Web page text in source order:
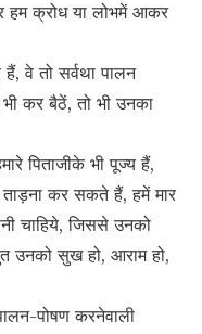
हम क्रोध या लोभमें आकर
वे तो सर्वथा पालन
भी कर बैठें, तो भी उनका
पिताजीके भी पूज्य हैं,
ताड़ना कर सकते हैं, हमें मार
चाहिये, जिससे उनको
उनको सुख हो, आराम हो,
पोषण करनेवाली